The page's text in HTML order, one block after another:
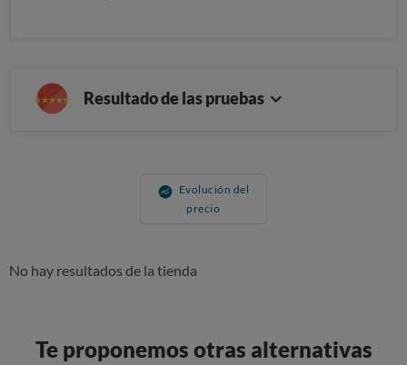
Resultado de las pruebas
Evolución del
precio
No hay resultados de la tienda
Te proponemos otras alternativas